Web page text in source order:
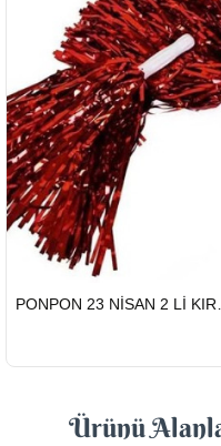
GÖNDERİ
Ürünü